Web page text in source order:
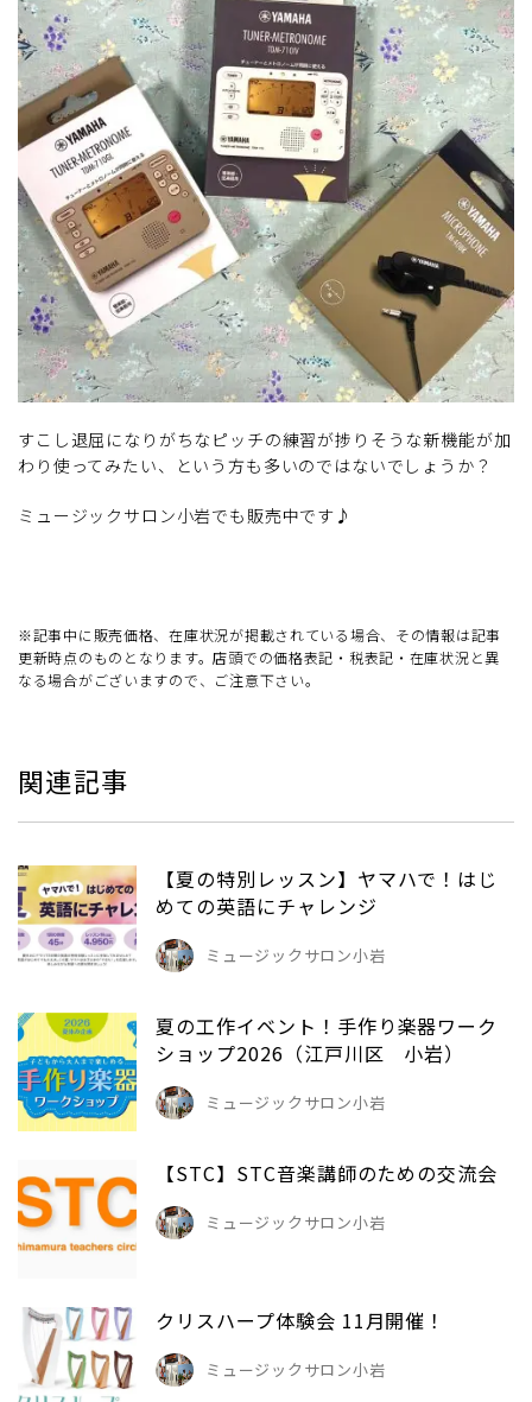
すこし退屈になりがちなピッチの練習が捗りそうな新機能が加
わり使ってみたい、という方も多いのではないでしょうか？
ミュージックサロン小岩でも販売中です♪
※記事中に販売価格、在庫状況が掲載されている場合、その情報は記事
更新時点のものとなります。店頭での価格表記・税表記・在庫状況と異
なる場合がございますので、ご注意下さい。
関連記事
【夏の特別レッスン】ヤマハで！はじ
めての英語にチャレンジ
ミュージックサロン小岩
夏の工作イベント！手作り楽器ワーク
ショップ2026（江戸川区 小岩）
ミュージックサロン小岩
【STC】STC音楽講師のための交流会
ミュージックサロン小岩
クリスハープ体験会 11月開催！
ミュージックサロン小岩